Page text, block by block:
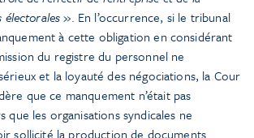
électorales». En l’occurrence, si le tribunal
à cette obligation en considérant
du registre du personnel ne
et la loyauté des négociations, la Cour
que ce manquement n’était pas
que les organisations syndicales ne
sollicité la production de documents